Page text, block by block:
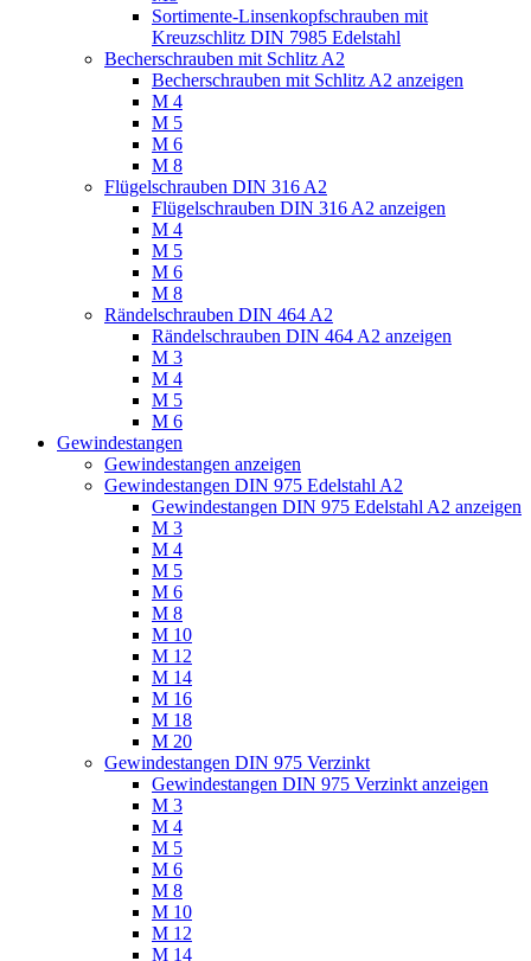
Sortimente-Linsenkopfschrauben mit
Kreuzschlitz DIN 7985 Edelstahl
Becherschrauben mit Schlitz A2
Becherschrauben mit Schlitz A2 anzeigen
M 4
M 5
M 6
M 8
Flügelschrauben DIN 316 A2
Flügelschrauben DIN 316 A2 anzeigen
M 4
M 5
M 6
M 8
Rändelschrauben DIN 464 A2
Rändelschrauben DIN 464 A2 anzeigen
M 3
M 4
M 5
M 6
Gewindestangen
Gewindestangen anzeigen
Gewindestangen DIN 975 Edelstahl A2
Gewindestangen DIN 975 Edelstahl A2 anzeigen
M 3
M 4
M 5
M 6
M 8
M 10
M 12
M 14
M 16
M 18
M 20
Gewindestangen DIN 975 Verzinkt
Gewindestangen DIN 975 Verzinkt anzeigen
M 3
M 4
M 5
M 6
M 8
M 10
M 12
M 14